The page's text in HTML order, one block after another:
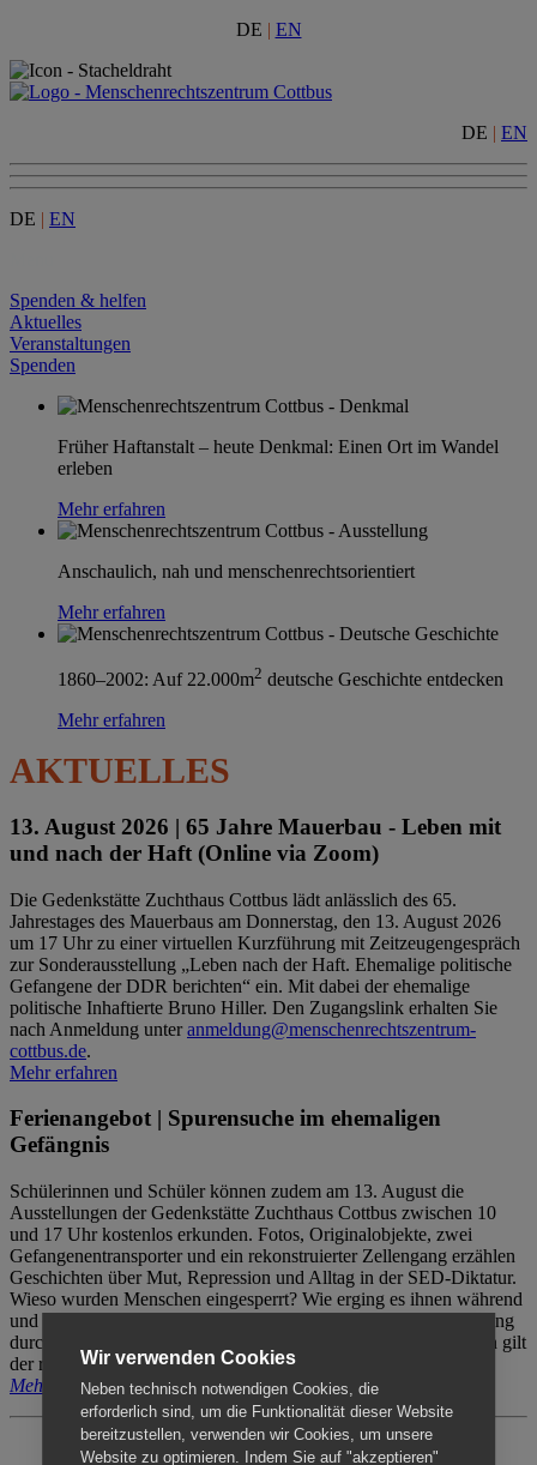
DE | EN
DE | EN
DE | EN
Spenden & helfen
Aktuelles
Veranstaltungen
Spenden
Früher Haftanstalt – heute Denkmal: Einen Ort im Wandel
erleben
Mehr erfahren
Anschaulich, nah und menschenrechtsorientiert
Mehr erfahren
1860–2002: Auf 22.000m2 deutsche Geschichte entdecken
Mehr erfahren
AKTUELLES
13. August 2026 | 65 Jahre Mauerbau - Leben mit
und nach der Haft (Online via Zoom)
Die Gedenkstätte Zuchthaus Cottbus lädt anlässlich des 65.
Jahrestages des Mauerbaus am Donnerstag, den 13. August 2026
um 17 Uhr zu einer virtuellen Kurzführung mit Zeitzeugengespräch
zur Sonderausstellung „Leben nach der Haft. Ehemalige politische
Gefangene der DDR berichten“ ein. Mit dabei der ehemalige
politische Inhaftierte Bruno Hiller. Den Zugangslink erhalten Sie
nach Anmeldung unteranmeldung@menschenrechtszentrum-
cottbus.de.
Mehr erfahren
Ferienangebot | Spurensuche im ehemaligen
Gefängnis
Schülerinnen und Schüler können zudem am 13. August die
Ausstellungen der Gedenkstätte Zuchthaus Cottbus zwischen 10
und 17 Uhr kostenlos erkunden. Fotos, Originalobjekte, zwei
Gefangenentransporter und ein rekonstruierter Zellengang erzählen
Geschichten über Mut, Repression und Alltag in der SED-Diktatur.
Wieso wurden Menschen eingesperrt? Wie erging es ihnen während
und nach der Haft? Der Besuch erfolgt individuell ohne Betreuung
durch das Menschenrechtszentrum Cottbus. Für Begleitpersonen gilt
der reguläre Eintritt (8€ / ermäßigt 5€).
Mehr erfahren
Wir verwenden Cookies
Neben technisch notwendigen Cookies, die
erforderlich sind, um die Funktionalität dieser Website
bereitzustellen, verwenden wir Cookies, um unsere
Website zu optimieren. Indem Sie auf "akzeptieren"